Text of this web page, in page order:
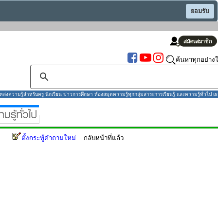
ยอมรับ
ค้นหาทุกอย่าง
งความรู้สำหรับครู นักเรียน ข่าวการศึกษา ห้องสมุดความรู้ทุกกลุ่มสาระการเรียนรู้ และความรู้ทั่วไป เ
ตั้งกระทู้คำถามใหม่ กลับหน้าที่แล้ว